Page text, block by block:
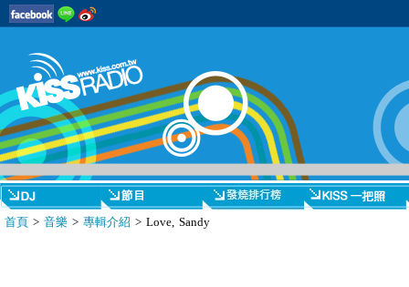
首頁 > 音樂 > 專輯介紹 > Love, Sandy